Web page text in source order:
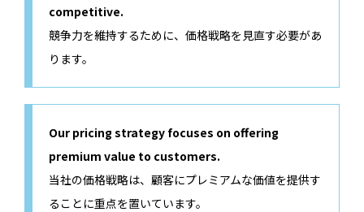
competitive.
競争力を維持するために、価格戦略を見直す必要があ
ります。
Our pricing strategy focuses on offering
premium value to customers.
当社の価格戦略は、顧客にプレミアムな価値を提供す
ることに重点を置いています。